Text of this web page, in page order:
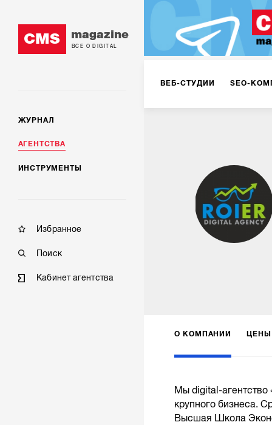
CMS magazine
ВСЕ О DIGITAL
ЖУРНАЛ
АГЕНТСТВА
ИНСТРУМЕНТЫ
Избранное
Поиск
Кабинет агентства
ВЕБ-СТУДИИ SEO-
РЕКЛАМА НА
КОНСАЛТИНГ VR/AR
О КОМПАНИИ ЦЕНЫ
Мы digital-агентство
крупного бизнеса.
Высшая Школа